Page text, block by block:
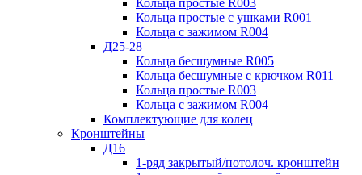
Кольца простые R003
Кольца простые с ушками R001
Кольца с зажимом R004
Д25-28
Кольца бесшумные R005
Кольца бесшумные с крючком R011
Кольца простые R003
Кольца с зажимом R004
Комплектующие для колец
Кронштейны
Д16
1-ряд закрытый/потолоч. кронштейн